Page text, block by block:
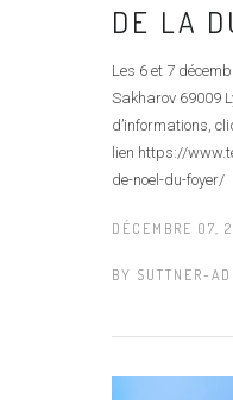
DE LA
Les 6 et 7
Sakharov 69009
d’informations,
lien https://
de-noel-du-foyer/
DÉCEMBRE 07,
BY SUTTNER-